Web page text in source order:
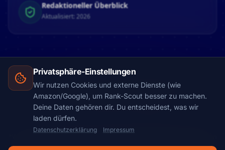
Privatsphäre-Einstellungen
Wir nutzen Cookies und externe Dienste (wie
Amazon/Google), um Rank-Scout besser zu machen.
Deine Daten gehören dir. Du entscheidest, was wir
laden dürfen.
Datenschutzerklärung Impressum
Redaktioneller Überblick
Aktualisiert: 2026
© 2026 Rank-Scout. Alle Rechte vorbehalten.
Made with
in AUSTRIA 🇦🇹
du über einen Link auf dieser Seite einkaufst, erhalten wir möglicherweise